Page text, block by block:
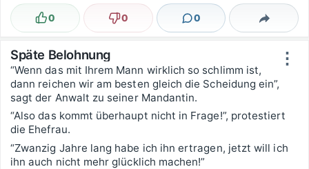
Lustig
0 Nicht lustig
0 0
Kommentare Teilen
⋮
Späte Belohnung
“Wenn das mit Ihrem Mann wirklich so schlimm ist,
dann reichen wir am besten gleich die Scheidung ein”,
sagt der Anwalt zu seiner Mandantin.
“Also das kommt überhaupt nicht in Frage!”, protestiert
die Ehefrau.
“Zwanzig Jahre lang habe ich ihn ertragen, jetzt will ich
ihn auch nicht mehr glücklich machen!”